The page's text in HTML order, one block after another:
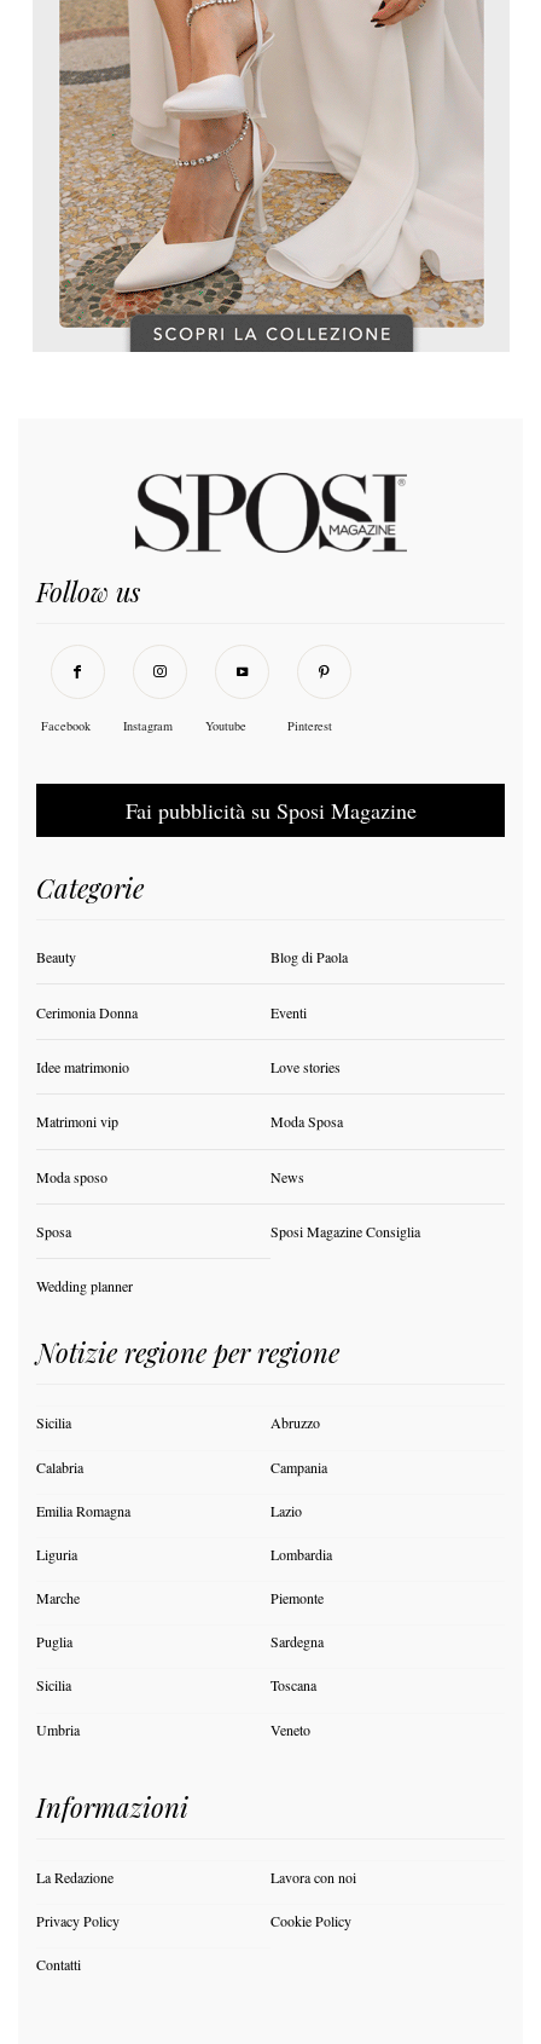
Follow us
Facebook Instagram Youtube Pinterest
Fai pubblicità su Sposi Magazine
Categorie
Beauty Blog di Paola
Cerimonia Donna Eventi
Idee matrimonio Love stories
Matrimoni vip Moda Sposa
Moda sposo News
Sposa Sposi Magazine Consiglia
Wedding planner
Notizie regione per regione
Sicilia Abruzzo
Calabria Campania
Emilia Romagna Lazio
Liguria Lombardia
Marche Piemonte
Puglia Sardegna
Sicilia Toscana
Umbria Veneto
Informazioni
La Redazione Lavora con noi
Privacy Policy Cookie Policy
Contatti